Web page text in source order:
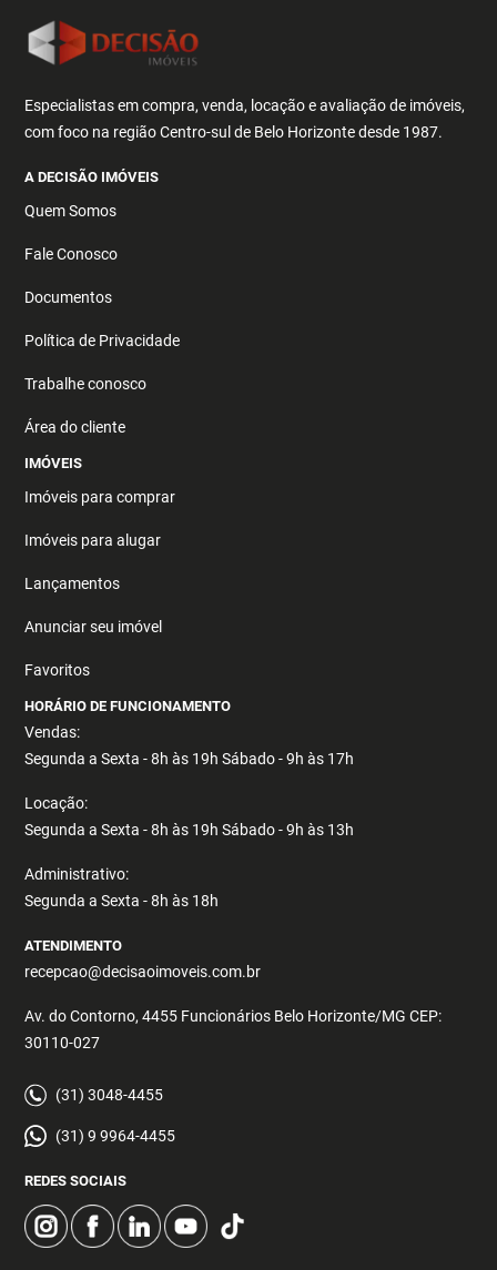
Especialistas em compra, venda, locação e avaliação de imóveis,
com foco na região Centro-sul de Belo Horizonte desde 1987.
A DECISÃO IMÓVEIS
Quem Somos
Fale Conosco
Documentos
Política de Privacidade
Trabalhe conosco
Área do cliente
IMÓVEIS
Imóveis para comprar
Imóveis para alugar
Lançamentos
Anunciar seu imóvel
Favoritos
HORÁRIO DE FUNCIONAMENTO
Vendas:
Segunda a Sexta - 8h às 19h Sábado - 9h às 17h
Locação:
Segunda a Sexta - 8h às 19h Sábado - 9h às 13h
Administrativo:
Segunda a Sexta - 8h às 18h
ATENDIMENTO
recepcao@decisaoimoveis.com.br
Av. do Contorno, 4455 Funcionários Belo Horizonte/MG CEP:
30110-027
(31) 3048-4455
(31) 9 9964-4455
REDES SOCIAIS